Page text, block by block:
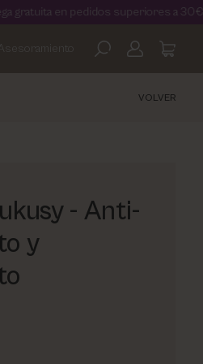
pedidos superiores a 30€
Asesoramiento
VOLVER
- Anti-
y